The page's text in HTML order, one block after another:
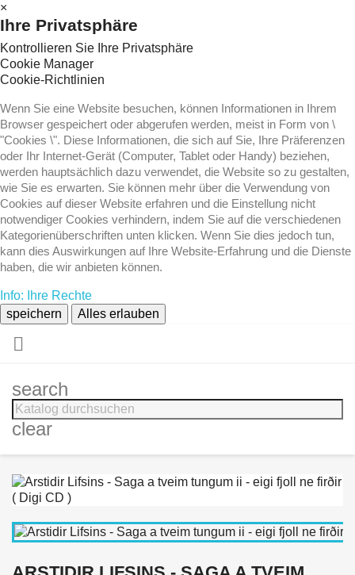
×
Ihre Privatsphäre
Kontrollieren Sie Ihre Privatsphäre
Cookie Manager
Cookie-Richtlinien
Wenn Sie eine Website besuchen, können Informationen in Ihrem
Browser gespeichert oder abgerufen werden, meist in Form von \
"Cookies \". Diese Informationen, die sich auf Sie, Ihre Präferenzen
oder Ihr Internet-Gerät (Computer, Tablet oder Handy) beziehen,
werden hauptsächlich dazu verwendet, die Website so zu gestalten,
wie Sie es erwarten. Sie können mehr über die Verwendung von
Cookies auf dieser Website erfahren und die Einstellung nicht
notwendiger Cookies verhindern, indem Sie auf die verschiedenen
Kategorienüberschriften unten klicken. Wenn Sie dies jedoch tun,
kann dies Auswirkungen auf Ihre Website-Erfahrung und die Dienste
haben, die wir anbieten können.
Info: Ihre Rechte
speichern
Alles erlauben

search
clear